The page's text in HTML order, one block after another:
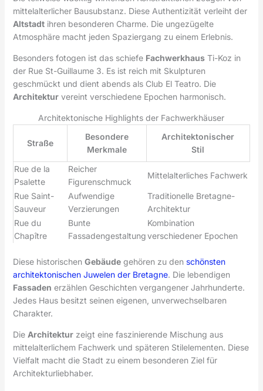
mittelalterlicher Bausubstanz. Diese Authentizität verleiht der
Altstadtihren besonderen Charme. Die ungezügelte
Atmosphäre macht jeden Spaziergang zu einem Erlebnis.
Besonders fotogen ist das schiefe FachwerkhausTi-Koz in
der Rue St-Guillaume 3. Es ist reich mit Skulpturen
geschmückt und dient abends als Club El Teatro. Die
Architekturvereint verschiedene Epochen harmonisch.
Architektonische Highlights der Fachwerkhäuser
Straße
Besondere
Merkmale
Architektonischer
Stil
Rue de la
Psalette
Reicher
Figurenschmuck
Mittelalterliches Fachwerk
Rue Saint-
Sauveur
Aufwendige
Verzierungen
Traditionelle Bretagne-
Architektur
Rue du
Chapître
Bunte
Fassadengestaltung
Kombination
verschiedener Epochen
Diese historischen Gebäudegehören zu den schönsten
architektonischen Juwelen der Bretagne. Die lebendigen
Fassaden erzählen Geschichten vergangener Jahrhunderte.
Jedes Haus besitzt seinen eigenen, unverwechselbaren
Charakter.
Die Architekturzeigt eine faszinierende Mischung aus
mittelalterlichem Fachwerk und späteren Stilelementen. Diese
Vielfalt macht die Stadt zu einem besonderen Ziel für
Architekturliebhaber.